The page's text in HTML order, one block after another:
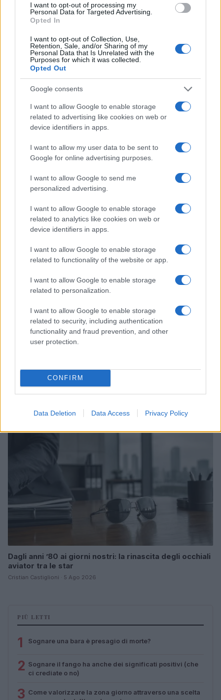
I want to opt-out of processing my
Personal Data for Targeted Advertising.
Opted In
I want to opt-out of Collection, Use,
Retention, Sale, and/or Sharing of my
Personal Data that Is Unrelated with the
Purposes for which it was collected.
Opted Out
Google consents
I want to allow Google to enable storage
related to advertising like cookies on web or
device identifiers in apps.
I want to allow my user data to be sent to
Google for online advertising purposes.
I want to allow Google to send me
personalized advertising.
I want to allow Google to enable storage
related to analytics like cookies on web or
device identifiers in apps.
I want to allow Google to enable storage
related to functionality of the website or app.
I want to allow Google to enable storage
related to personalization.
I want to allow Google to enable storage
related to security, including authentication
functionality and fraud prevention, and other
user protection.
CONFIRM
Data Deletion Data Access Privacy Policy
Continua a leggere
LIFESTYLE
Scopri Vulcano, l’isola delle Eolie con spiagge nere e
paesaggi vulcanici
Cristian Castiglioni · 6 Ago 2026
OFFERTE&CONSIGLI
The Shards su Disney+: come vestirsi anni ’80
Dagli anni ’80 ai giorni nostri: la rinascita degli occhiali
aviator tra le star
Cristian Castiglioni · 5 Ago 2026
PIÙ LETTI
1 Sognare una bara è presagio di morte?
2 Sognare il fango ha anche dei significati positivi (che
ci crediate o no)
3 Come valorizzare la zona giorno attraverso una scelta